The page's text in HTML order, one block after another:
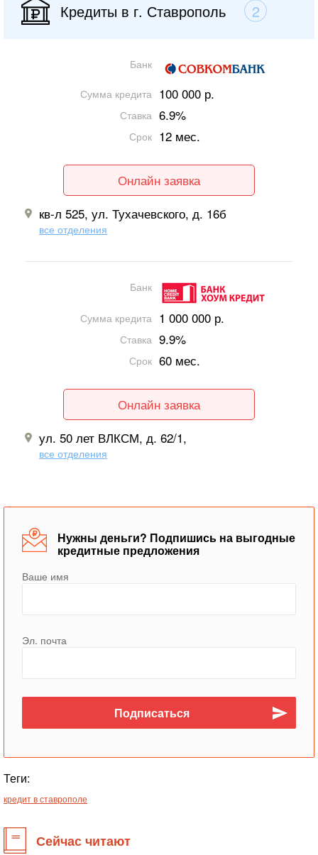
Кредиты в г. Ставрополь 2
Банк
Сумма кредита 100 000 р.
Ставка 6.9%
Срок 12 мес.
Онлайн заявка
кв-л 525, ул. Тухачевского, д. 16б
все отделения
Банк
Сумма кредита 1 000 000 р.
Ставка 9.9%
Срок 60 мес.
Онлайн заявка
ул. 50 лет ВЛКСМ, д. 62/1,
все отделения
Нужны деньги? Подпишись на выгодные
кредитные предложения
Ваше имя
Эл. почта
Теги:
кредит в ставрополе
Сейчас читают